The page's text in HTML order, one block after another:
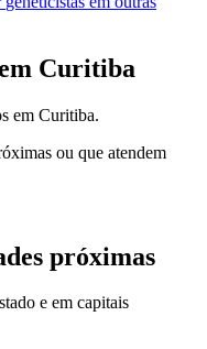
Curitiba
em Curitiba.
ou que atendem
próximas
e em capitais